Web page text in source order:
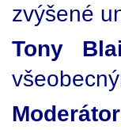
zvýšené
Tony